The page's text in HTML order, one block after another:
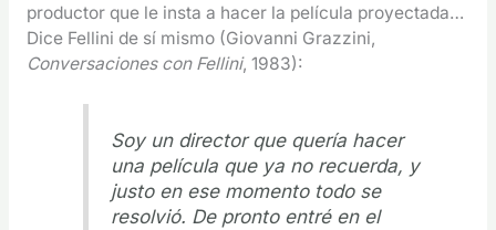
productor que le insta a hacer la película proyectada…
Dice Fellini de sí mismo (Giovanni Grazzini,
Conversaciones con Fellini, 1983):
Soy un director que quería hacer
una película que ya no recuerda, y
justo en ese momento todo se
resolvió. De pronto entré en el